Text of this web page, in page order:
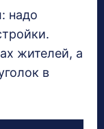
надо
жителей, а
в